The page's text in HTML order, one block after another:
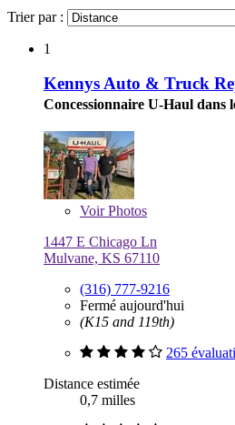
Trier par :
1
Kennys Auto & Truck
Concessionnaire U-Haul dans
VoirPhotos
1447 E Chicago Ln
Mulvane, KS 67110
(316) 777-9216
Fermé aujourd'hui
(K15 and 119th)
265
Distance estimée
0,7 milles